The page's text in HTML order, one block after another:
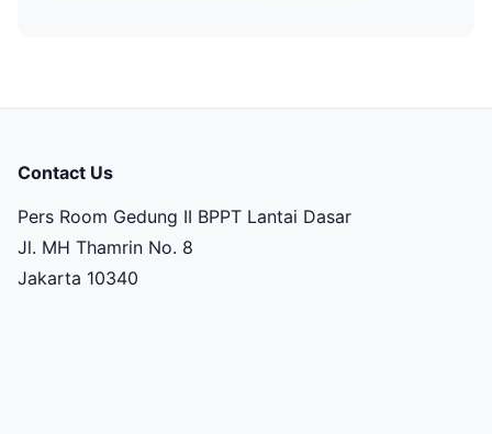
Contact Us
Pers Room Gedung II BPPT Lantai Dasar
Jl. MH Thamrin No. 8
Jakarta 10340